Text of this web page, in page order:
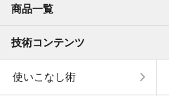
商品一覧
技術コンテンツ
使いこなし術